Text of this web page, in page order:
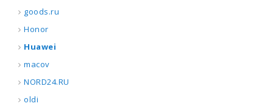
goods.ru
Honor
Huawei
macov
NORD24.RU
oldi